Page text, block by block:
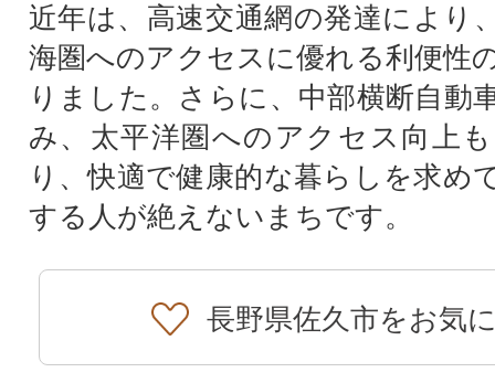
近年は、高速交通網の発達により
海圏へのアクセスに優れる利便性
りました。さらに、中部横断自動
み、太平洋圏へのアクセス向上
り、快適で健康的な暮らしを求め
する人が絶えないまちです。
長野県佐久市をお気